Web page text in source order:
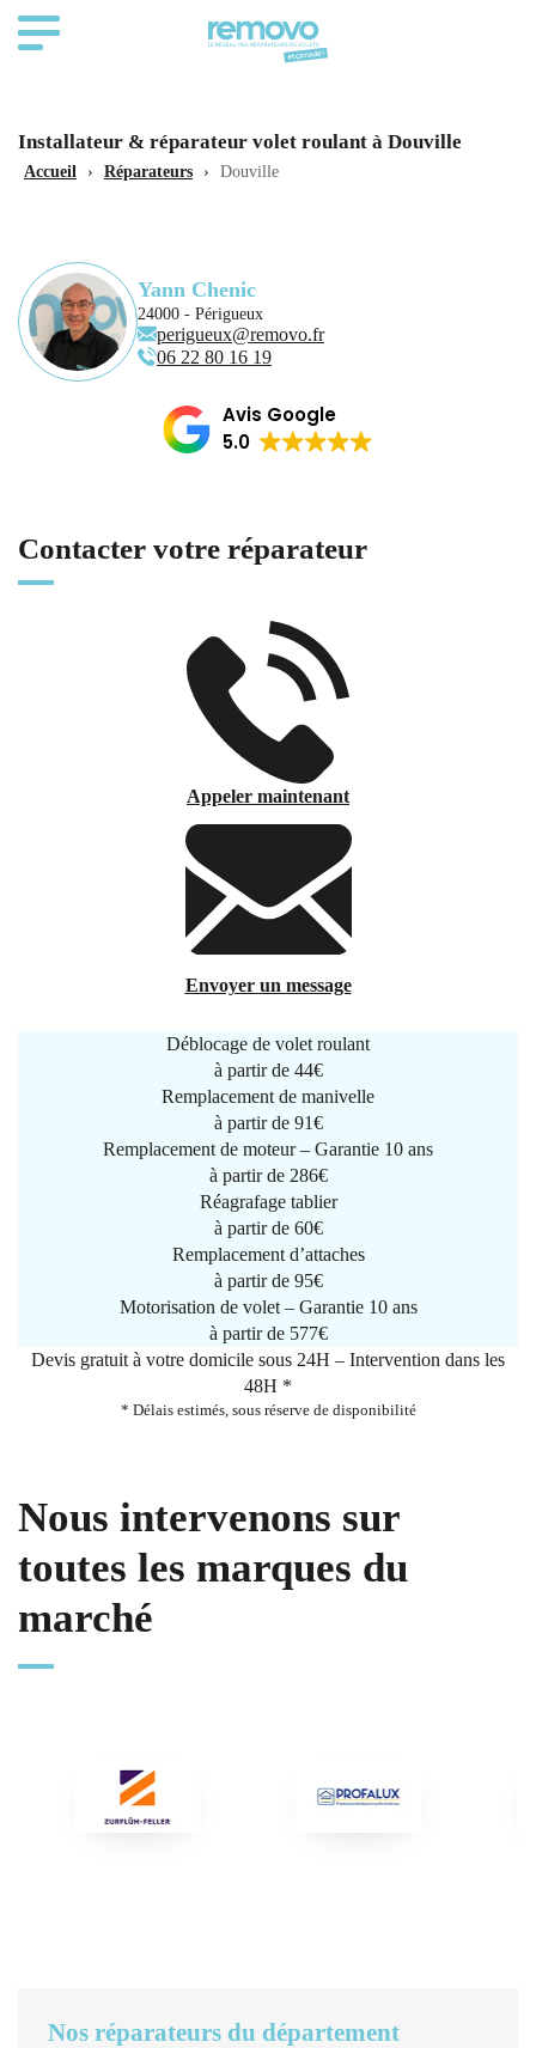
Installateur & réparateur volet roulant à Douville
Accueil › Réparateurs › Douville
Yann Chenic
24000 - Périgueux
perigueux@removo.fr
06 22 80 16 19
Avis Google
5.0
Contacter votre réparateur
Appeler maintenant
Envoyer un message
Déblocage de volet roulant
à partir de 44€
Remplacement de manivelle
à partir de 91€
Remplacement de moteur – Garantie 10 ans
à partir de 286€
Réagrafage tablier
à partir de 60€
Remplacement d’attaches
à partir de 95€
Motorisation de volet – Garantie 10 ans
à partir de 577€
Devis gratuit à votre domicile sous 24H – Intervention dans les
48H *
* Délais estimés, sous réserve de disponibilité
Nous intervenons sur
toutes les marques du
marché
Nos réparateurs du département